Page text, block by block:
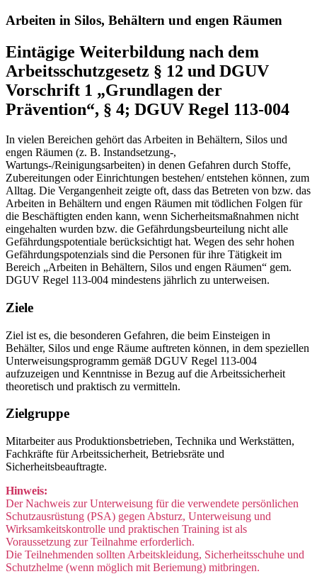
Arbeiten in Silos, Behältern und engen Räumen
Eintägige Weiterbildung nach dem
Arbeitsschutzgesetz § 12 und DGUV
Vorschrift 1 „Grundlagen der
Prävention“, § 4; DGUV Regel 113-004
In vielen Bereichen gehört das Arbeiten in Behältern, Silos und
engen Räumen (z. B. Instandsetzung-,
Wartungs-/Reinigungsarbeiten) in denen Gefahren durch Stoffe,
Zubereitungen oder Einrichtungen bestehen/ entstehen können, zum
Alltag. Die Vergangenheit zeigte oft, dass das Betreten von bzw. das
Arbeiten in Behältern und engen Räumen mit tödlichen Folgen für
die Beschäftigten enden kann, wenn Sicherheitsmaßnahmen nicht
eingehalten wurden bzw. die Gefährdungsbeurteilung nicht alle
Gefährdungspotentiale berücksichtigt hat. Wegen des sehr hohen
Gefährdungspotenzials sind die Personen für ihre Tätigkeit im
Bereich „Arbeiten in Behältern, Silos und engen Räumen“ gem.
DGUV Regel 113-004 mindestens jährlich zu unterweisen.
Ziele
Ziel ist es, die besonderen Gefahren, die beim Einsteigen in
Behälter, Silos und enge Räume auftreten können, in dem speziellen
Unterweisungsprogramm gemäß DGUV Regel 113-004
aufzuzeigen und Kenntnisse in Bezug auf die Arbeitssicherheit
theoretisch und praktisch zu vermitteln.
Zielgruppe
Mitarbeiter aus Produktionsbetrieben, Technika und Werkstätten,
Fachkräfte für Arbeitssicherheit, Betriebsräte und
Sicherheitsbeauftragte.
Hinweis:
Der Nachweis zur Unterweisung für die verwendete persönlichen
Schutzausrüstung (PSA) gegen Absturz, Unterweisung und
Wirksamkeitskontrolle und praktischen Training ist als
Voraussetzung zur Teilnahme erforderlich.
Die Teilnehmenden sollten Arbeitskleidung, Sicherheitsschuhe und
Schutzhelme (wenn möglich mit Beriemung) mitbringen.